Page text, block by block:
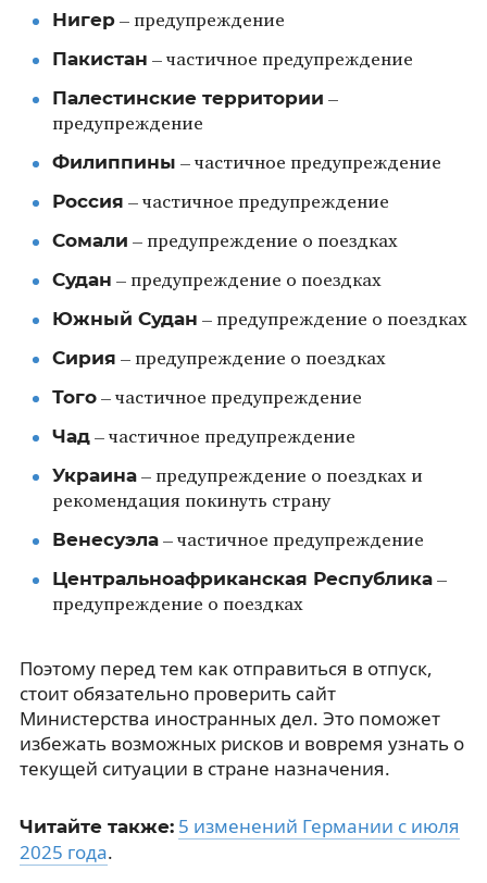
Нигер– предупреждение
Пакистан – частичное предупреждение
Палестинские территории –
предупреждение
Филиппины – частичное предупреждение
Россия – частичное предупреждение
Сомали – предупреждение о поездках
Судан – предупреждение о поездках
Южный Судан – предупреждение о поездках
Сирия – предупреждение о поездках
Того– частичное предупреждение
Чад– частичное предупреждение
Украина– предупреждение о поездках и
рекомендация покинуть страну
Венесуэла– частичное предупреждение
Центральноафриканская Республика–
предупреждение о поездках
Поэтому перед тем как отправиться в отпуск,
стоит обязательно проверить сайт
Министерства иностранных дел. Это поможет
избежать возможных рисков и вовремя узнать о
текущей ситуации в стране назначения.
Читайте также: 5 изменений Германии с июля
2025 года.